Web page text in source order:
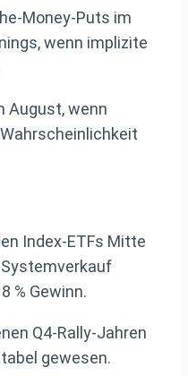
Money-Puts im
wenn implizite
August, wenn
Index-ETFs Mitte
Systemverkauf
% Gewinn.
Q4-Rally-Jahren
gewesen.